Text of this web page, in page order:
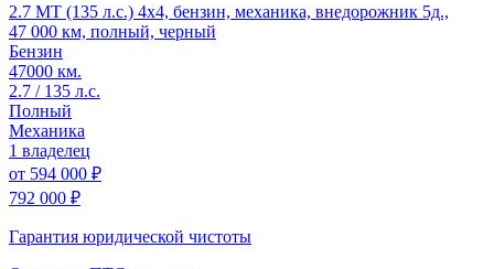
2.7 MT (135 л.с.) 4x4, бензин, механика, внедорожник 5д.,
47 000 км, полный, черный
Бензин
47000 км.
2.7 / 135 л.с.
Полный
Механика
1 владелец
от 594 000 ₽
792 000 ₽
Гарантия юридической чистоты